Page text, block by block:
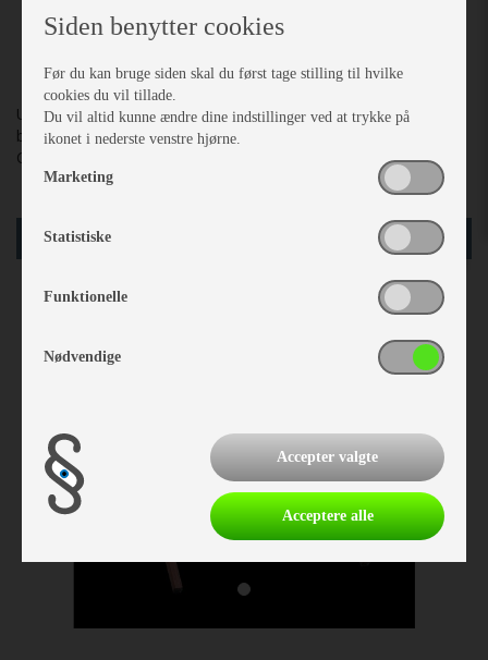
Uanset om du nyder en middag under åben himmel eller har
brug for et praktisk arbejdsbord, er Lamelbord S fra Royal
Camping Monark det perfekte valg.
Siden benytter cookies
Før du kan bruge siden skal du først tage stilling til hvilke
cookies du vil tillade.
Du vil altid kunne ændre dine indstillinger ved at trykke på
ikonet i nederste venstre hjørne.
Marketing
Statistiske
Funktionelle
Nødvendige
Accepter valgte
Acceptere alle